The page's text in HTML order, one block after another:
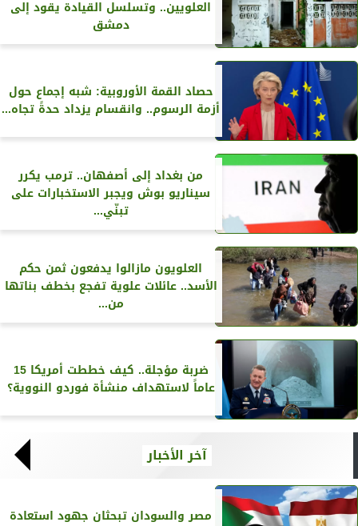
العلويين.. وتسلسل القيادة يقود إلى
دمشق
حصاد القمة الأوروبية: شبه إجماع حول
أزمة الرسوم.. وانقسام يزداد حدةً تجاه...
من بغداد إلى أصفهان.. ترمب يكرر
سيناريو بوش ويجبر الاستخبارات على
تبنّي...
العلويون مازالوا يدفعون ثمن حكم
الأسد.. عائلات علوية تفجع بخطف بناتها
من...
ضربة مؤجلة.. كيف خططت أمريكا 15
عاماً لاستهداف منشأة فوردو النووية؟
آخر الأخبار
مصر والسودان تبحثان جهود استعادة